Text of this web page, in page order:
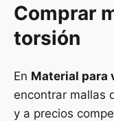
Comprar
torsión
En Material para
encontrar mallas
y a precios